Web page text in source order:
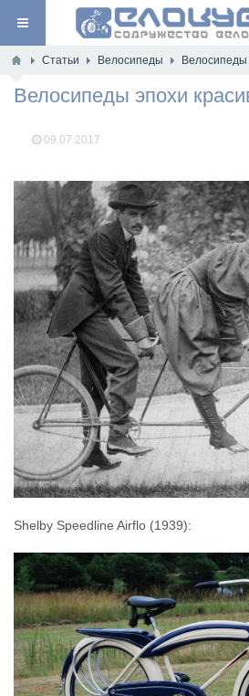
Статьи Велосипеды Велосипеды
Велосипеды эпохи
09.07.2017
Shelby Speedline Airflo (1939):